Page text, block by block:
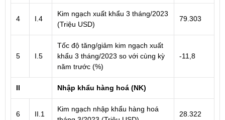
4 I.4
Kim ngạch xuất khẩu 3 tháng/2023
(Triệu USD)
79.303
5 I.5
Tốc độ tăng/giảm kim ngạch xuất
khẩu 3 tháng/2023 so với cùng kỳ
năm trước (%)
-11,8
II Nhập khẩu hàng hoá (NK)
6 II.1
Kim ngạch nhập khẩu hàng hoá
28.322